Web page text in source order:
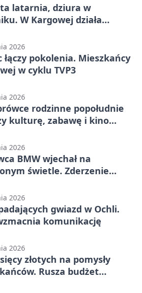
latarnia, dziura w
W Kargowej działa
2026
łączy pokolenia. Mieszkańcy
w cyklu TVP3
2026
rodzinne popołudnie
kulturę, zabawę i kino
2026
BMW wjechał na
świetle. Zderzenie
2026
gwiazd w Ochli.
komunikację
2026
złotych na pomysły
Rusza budżet